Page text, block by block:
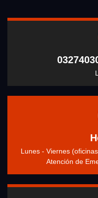
Lunes - Viernes
Atención de